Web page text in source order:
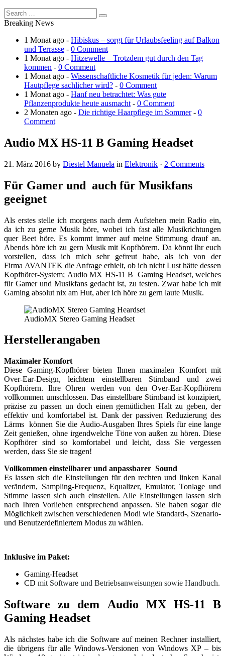
Breaking News
1 Monat ago - Hibiskus – sorgt für Urlaubsfeeling auf Balkon
und Terrasse - 0 Comment
1 Monat ago - Hitzewelle – Trotzdem gut durch den Tag
kommen - 0 Comment
1 Monat ago - Wissenschaftliche Kosmetik für jeden: Warum
Hautpflege sachlicher wird? - 0 Comment
1 Monat ago - Hanf neu betrachtet: Was gute
Pflanzenprodukte heute ausmacht - 0 Comment
2 Monaten ago - Die richtige Haarpflege im Sommer- 0
Comment
Audio MX HS-11 B Gaming Headset
21. März 2016 by Diestel Manuela in Elektronik · 2 Comments
Für Gamer und auch für Musikfans
geeignet
Als erstes stelle ich morgens nach dem Aufstehen mein Radio ein,
da ich zu gerne Musik höre, wobei ich fast alle Musikrichtungen
quer Beet höre. Es kommt immer auf meine Stimmung drauf an.
Abends höre ich zu gern Musik mit Kopfhörern. Da könnt Ihr euch
vorstellen, dass ich mich sehr gefreut habe, als ich von der
Firma AVANTEK die Anfrage erhielt, ob ich nicht Lust hätte dessen
Kopfhörer-System; Audio MX HS-11 B Gaming Headset, welches
für Gamer und Musikfans gedacht ist, zu testen. Zwar habe ich mit
Gaming absolut nix am Hut, aber ich höre zu gern laute Musik.
AudioMX Stereo Gaming Headset
Herstellerangaben
Maximaler Komfort
Diese Gaming-Kopfhörer bieten Ihnen maximalen Komfort mit
Over-Ear-Design, leichtem einstellbaren Stirnband und zwei
Kopfhörern. Ihre Ohren werden von den Over-Ear-Kopfhörern
vollkommen umschlossen. Das einstellbare Stirnband ist konzipiert,
präzise zu passen un doch einen gemütlichen Halt zu geben, der
effektiv und komfortabel ist. Dank der passiven Reduzierung des
Lärms können Sie die Audio-Ausgaben Ihres Spiels für eine lange
Zeit genießen, ohne irgendwelche Töne von außen zu hören. Diese
Kopfhörer sind so komfortabel und leicht, dass Sie vergessen
werden, dass Sie sie tragen!
Vollkommen einstellbarer und anpassbarer Sound
Es lassen sich die Einstellungen für den rechten und linken Kanal
verändern, Sampling-Frequenz, Equalizer, Emulator, Tonlage und
Stimme lassen sich auch einstellen. Alle Einstellungen lassen sich
nach Ihren Vorlieben entsprechend anpassen. Sie haben sogar die
Möglichkeit zwischen verschiedenen Modi wie Standard-, Szenario-
und Benutzerdefiniertem Modus zu wählen.
Inklusive im Paket:
Gaming-Headset
CD mit Software und Betriebsanweisungen sowie Handbuch.
Software zu dem Audio MX HS-11 B
Gaming Headset
Als nächstes habe ich die Software auf meinen Rechner installiert,
die übrigens für alle Windows-Versionen von Windows XP – bis